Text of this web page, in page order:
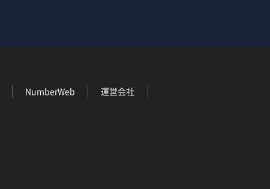
NumberWeb 運営会社